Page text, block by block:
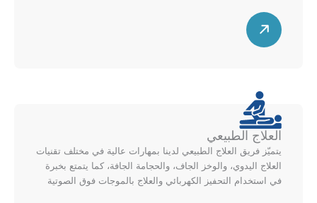
ط
ط
ي
ن
أ
ع
ل
ى
م
خ
س
ه
ط
ر
ي
ل
ل
ي
العلاج الطبيعي
يتميّز فريق العلاج الطبيعي لدينا بمهارات عالية في مختلف تقنيات
العلاج اليدوي، والوخز الجاف، والحجامة الجافة، كما يتمتع بخبرة
في استخدام التحفيز الكهربائي والعلاج بالموجات فوق الصوتية